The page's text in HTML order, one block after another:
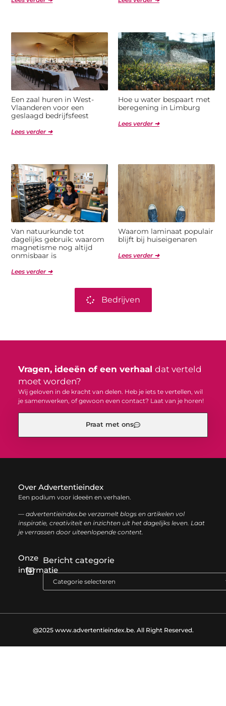
Een zaal huren in West-
Vlaanderen voor een
geslaagd bedrijfsfeest
Lees verder ➜
Hoe u water bespaart met
beregening in Limburg
Lees verder ➜
Van natuurkunde tot
dagelijks gebruik: waarom
magnetisme nog altijd
onmisbaar is
Lees verder ➜
Waarom laminaat populair
blijft bij huiseigenaren
Lees verder ➜
Bedrijven
Vragen, ideeën of een verhaal dat verteld
moet worden?
Wij geloven in de kracht van delen. Heb je iets te vertellen, wil
je samenwerken, of gewoon even contact? Laat van je horen!
Praat met ons
Over Advertentieindex
Een podium voor ideeën en verhalen.
— advertentieindex.be verzamelt blogs en artikelen vol
inspiratie, creativiteit en inzichten uit het dagelijks leven. Laat
je verrassen door uiteenlopende content.
Onze
informatie
Bericht categorie
@2025 www.advertentieindex.be. All Right Reserved.​